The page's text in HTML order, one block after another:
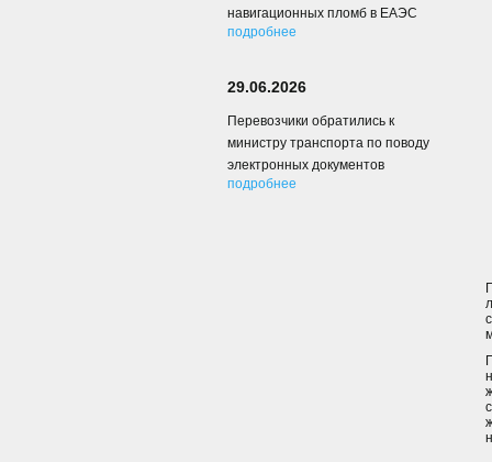
навигационных пломб в ЕАЭС
подробнее
29.06.2026
Перевозчики обратились к
министру транспорта по поводу
электронных документов
подробнее